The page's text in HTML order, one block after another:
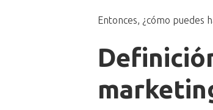
Entonces, ¿cómo puedes